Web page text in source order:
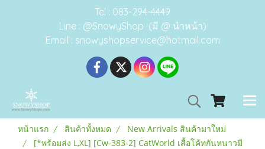
Tel : 083-294-4449
Line : @SnowyShop (มี @ นำหน้า)
Email : snowyshopservice@hotmail.com
หน้าแรก สินค้าทั้งหมด
New Arrivals สินค้ามาใหม่
[*พร้อมส่ง L,XL] [Cw-383-2] CatWorld เสื้อโค้ทกันหนาวมี